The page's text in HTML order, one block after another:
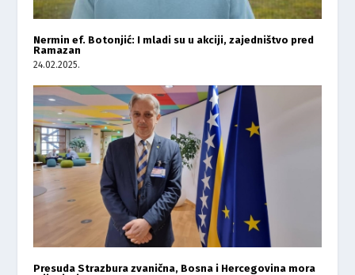
Nermin ef. Botonjić: I mladi su u akciji, zajedništvo pred
Ramazan
24.02.2025.
Presuda Strazbura zvanična, Bosna i Hercegovina mora